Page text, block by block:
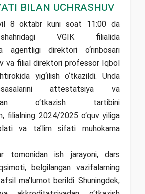
bilan uchrashuv
8 oktabr kuni soat 11:00 da
VGIK filialida
agentligi direktori о‘rinbosari
va filial direktori professor Iqbol
yig‘ilish о‘tkazildi. Unda
attestatsiya va
о‘tkazish tartibini
filialning 2024/2025 о‘quv yiliga
va ta’lim sifati muhokama
ish jarayoni, dars
belgilangan vazifalarning
ma’lumot berildi. Shuningdek,